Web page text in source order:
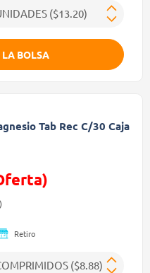
LA BOLSA
Tab Rec C/30 Caja
de
(Oferta)
Retiro